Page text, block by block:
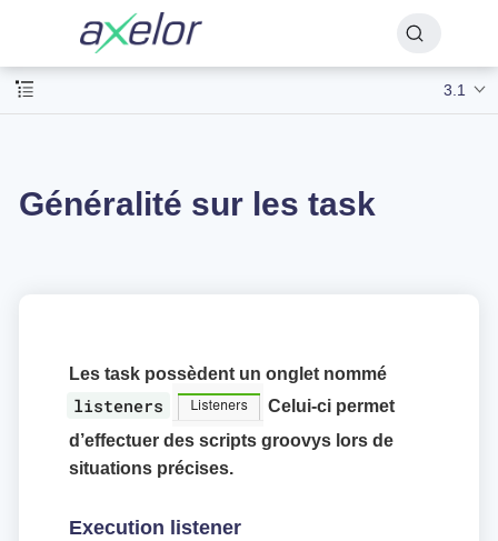
3.1
Généralité sur les task
Les task possèdent un onglet nommé
listeners
Celui-ci permet
d’effectuer des scripts groovys lors de
situations précises.
Execution listener